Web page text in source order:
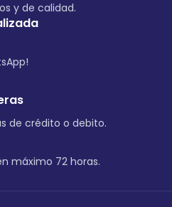
y de calidad.
de crédito o debito.
máximo 72 horas.